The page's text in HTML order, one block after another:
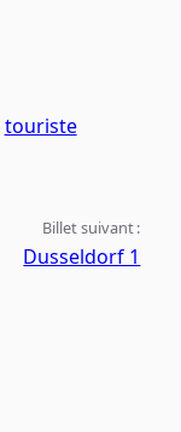
touriste
Billet suivant :
Dusseldorf 1